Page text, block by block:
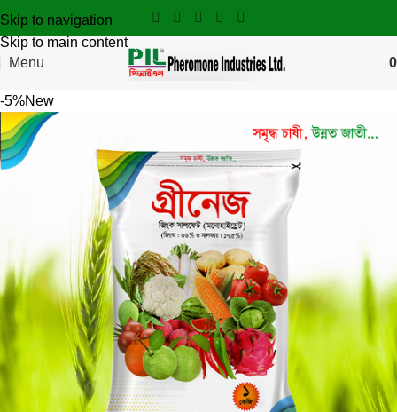
Skip to navigation
Skip to main content
Menu
0
-5%New